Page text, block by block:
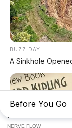
lalu lintas dan
Review Mobil
Spesifikasi Motor
Event Otomotif
Daftar Harga OTR
BUZZ DAY
A Sinkhole
Before You Go